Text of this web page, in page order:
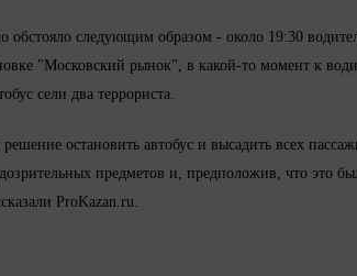
обстояло следующим образом - около 19:30
"Московский рынок", в какой-то момент к
сели два террориста.
остановить автобус и высадить всех
предметов и, предположив, что это
ProKazan.ru.